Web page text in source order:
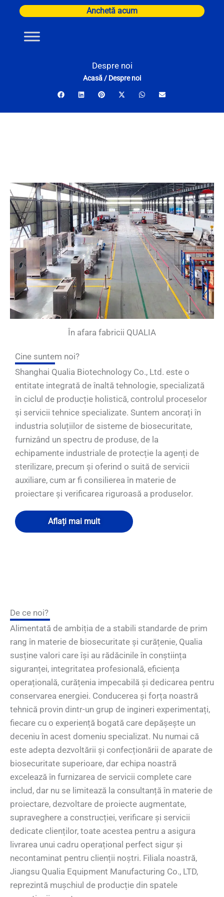
content
Anchetă acum
Despre noi
Acasă/ Despre noi
În afara fabricii QUALIA
Cine suntem noi?
Shanghai Qualia Biotechnology Co., Ltd. este o
entitate integrată de înaltă tehnologie, specializată
în ciclul de producție holistică, controlul proceselor
și servicii tehnice specializate. Suntem ancorați în
industria soluțiilor de sisteme de biosecuritate,
furnizând un spectru de produse, de la
echipamente industriale de protecție la agenți de
sterilizare, precum și oferind o suită de servicii
auxiliare, cum ar fi consilierea în materie de
proiectare și verificarea riguroasă a produselor.
Aflați mai mult
De ce noi?
Alimentată de ambiția de a stabili standarde de prim
rang în materie de biosecuritate și curățenie, Qualia
susține valori care își au rădăcinile în conștiința
siguranței, integritatea profesională, eficiența
operațională, curățenia impecabilă și dedicarea pentru
conservarea energiei. Conducerea și forța noastră
tehnică provin dintr-un grup de ingineri experimentați,
fiecare cu o experiență bogată care depășește un
deceniu în acest domeniu specializat. Nu numai că
este adepta dezvoltării și confecționării de aparate de
biosecuritate superioare, dar echipa noastră
excelează în furnizarea de servicii complete care
includ, dar nu se limitează la consultanță în materie de
proiectare, dezvoltare de proiecte augmentate,
supraveghere a construcției, verificare și servicii
dedicate clienților, toate acestea pentru a asigura
livrarea unui cadru operațional perfect sigur și
necontaminat pentru clienții noștri. Filiala noastră,
Jiangsu Qualia Equipment Manufacturing Co., LTD,
reprezintă mușchiul de producție din spatele